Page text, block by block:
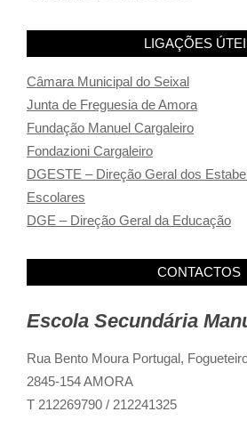
LIGAÇÕES
Câmara Municipal do Seixal
Junta de Freguesia de Amora
Fundação Manuel Cargaleiro
Fondazioni Cargaleiro
DGESTE – Direção Geral dos
Escolares
DGE – Direção Geral da Educação
CONTACTOS
Escola Secundária
Rua Bento Moura Portugal,
2845-154 AMORA
T 212269790 / 212241325